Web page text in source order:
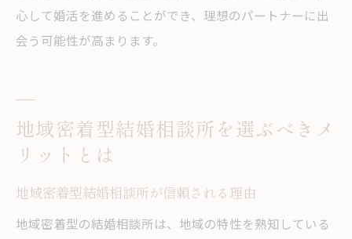
心して婚活を進めることができ、理想のパートナーに出
会う可能性が高まります。
地域密着型結婚相談所を選ぶべきメ
リットとは
地域密着型結婚相談所が信頼される理由
地域密着型の結婚相談所は、地域の特性を熟知している